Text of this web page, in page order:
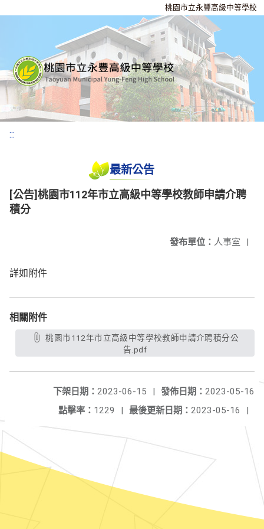
桃園市立永豐高級中等學校
:::
最新公告
[公告]桃園市112年市立高級中等學校教師申請介聘
積分
發布單位： 人事室 |
詳如附件
相關附件
桃園市112年市立高級中等學校教師申請介聘積分公
告.pdf
發佈日期： 2023-05-16
下架日期： 2023-06-15
|
最後更新日期： 2023-05-16 |
點擊率： 1229 |